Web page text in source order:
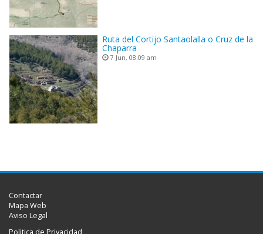
Ruta del Cortijo Santaolalla o Cruz de la
Chaparra
7 Jun, 08:09 am
Contactar
Mapa Web
Aviso Legal